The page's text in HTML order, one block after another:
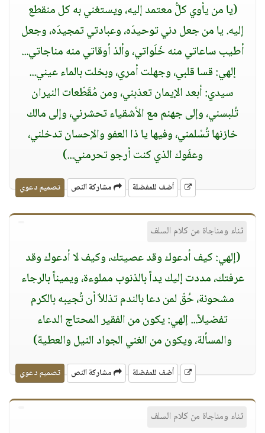
(يا من يأوي كلُّ معتمد إليه، ويستغني به كل منقطع
إليه. يا من جعل دني توحيدَه، وعبادتي تمجيدَه، وجعل
أطيب ساعاتي منه خَلَواتي، وألذ أوقاتي منه مناجاتي...
إلهي: قسا قلبي، وجهلت أمري، وبخلت بالماء عيني...
سيدي: أبعد الإيمان تعذبني، ومن مُقَطّعات النيران
تُلبسني، وإلى جهنم مع الأشقياء تحشرني، وإلى مالك
خازنها تُسْلمني، وفيها يا ذا العفو والإحسان تدخلني،
وعفَوك الذي كنت أرجو تحرمني...)
أضف للمفضلة مشاركة النص تصميم دعوي
ثناء ومناجاة من كلام السلف
(إلهي: كيف أدعوك وقد عصيتك، وكيف لا أدعوك وقد
عرفتك، مددت إليك يداً بالذنوب مملوءة، ويميناً بالرجاء
مشحونة، حُقّ لمن دعا بالندم تذللاً أن تُجيبه بالكرم
تفضيلاً... إلهي: يكون من الفقير المحتاج الدعاء
والمسألة، ويكون من الغني الجواد النيل والعطية)
أضف للمفضلة مشاركة النص تصميم دعوي
ثناء ومناجاة من كلام السلف